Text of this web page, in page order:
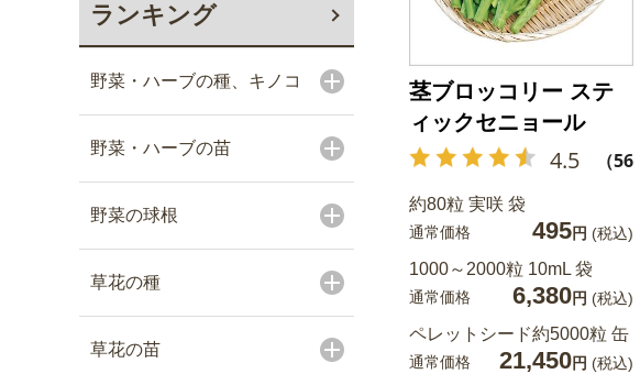
ランキング
野菜・ハーブの種、キノコ
野菜・ハーブの苗
野菜の球根
草花の種
草花の苗
茎ブロッコリー ステ
ィックセニョール
4.5 （56）
約80粒 実咲 袋
通常価格 495円 (税込)
1000～2000粒 10mL 袋
通常価格 6,380円 (税込)
ペレットシード約5000粒 缶
通常価格 21,450円 (税込)